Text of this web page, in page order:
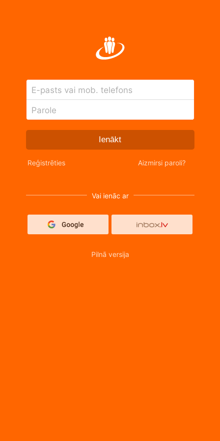
E-pasts vai mob. telefons
Parole
Ienākt
Reģistrēties Aizmirsi paroli?
Vai ienāc ar
Pilnā versija